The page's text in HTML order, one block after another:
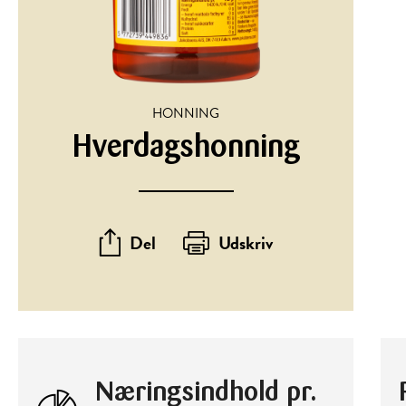
HONNING
Hverdagshonning
Del Udskriv
Næringsindhold pr.